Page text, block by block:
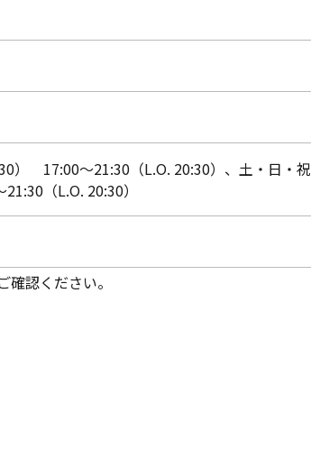
） 17:00～21:30（L.O. 20:30）、土・日・祝
（L.O. 20:30）
認ください。